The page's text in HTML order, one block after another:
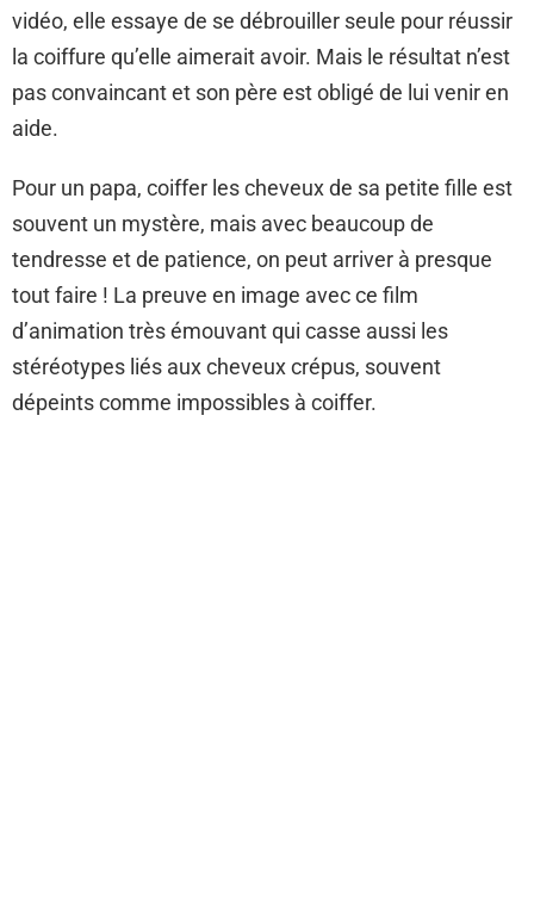
vidéo, elle essaye de se débrouiller seule pour réussir
la coiffure qu’elle aimerait avoir. Mais le résultat n’est
pas convaincant et son père est obligé de lui venir en
aide.
Pour un papa, coiffer les cheveux de sa petite fille est
souvent un mystère, mais avec beaucoup de
tendresse et de patience, on peut arriver à presque
tout faire ! La preuve en image avec ce film
d’animation très émouvant qui casse aussi les
stéréotypes liés aux cheveux crépus, souvent
dépeints comme impossibles à coiffer.